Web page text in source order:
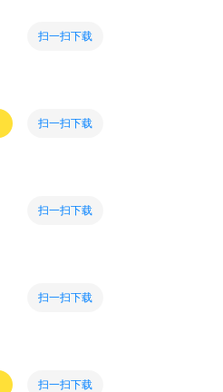
扫一扫下载
扫一扫下载
扫一扫下载
扫一扫下载
扫一扫下载